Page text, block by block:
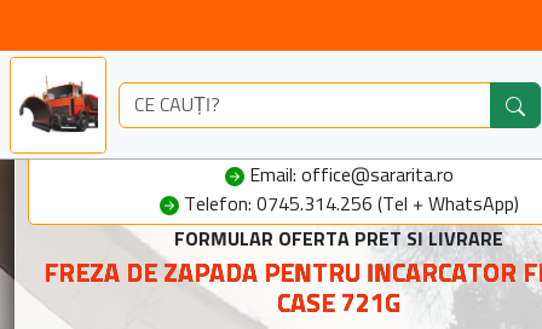
Email: office@sararita.ro
Telefon: 0745.314.256 (Tel + WhatsApp)
FORMULAR OFERTA PRET SI LIVRARE
FREZA DE ZAPADA PENTRU INCARCATOR
CASE 721G